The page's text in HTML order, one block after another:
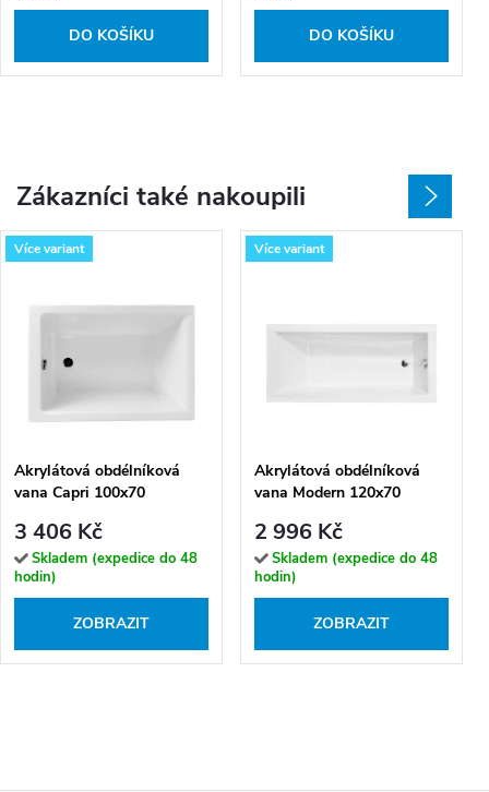
DO KOŠÍKU DO KOŠÍKU
Zákazníci také nakoupili
Více variant
Akrylátová obdélníková
vana Capri 100x70
3 406 Kč
Skladem (expedice do 48
hodin)
ZOBRAZIT
Více variant
Akrylátová obdélníková
vana Modern 120x70
160x70, 170x70, 180x80)
2 996 Kč
Skladem (expedice do 48
hodin)
ZOBRAZIT